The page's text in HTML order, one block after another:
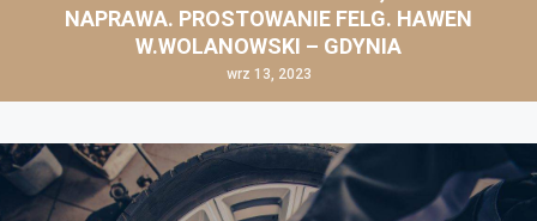
NAPRAWA. PROSTOWANIE FELG. HAWEN
W.WOLANOWSKI – GDYNIA
wrz 13, 2023